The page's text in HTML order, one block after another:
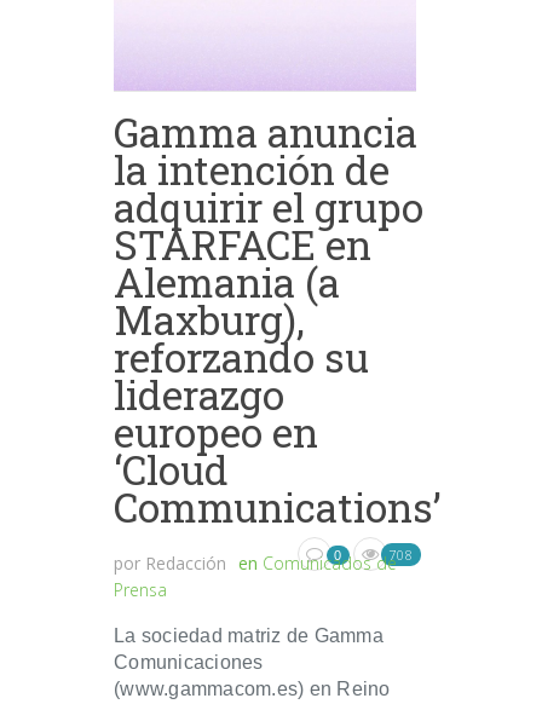
Gamma anuncia
la intención de
adquirir el grupo
STARFACE en
Alemania (a
Maxburg),
reforzando su
liderazgo
europeo en
‘Cloud
Communications’
por Redacción en Comunicados de
Prensa
0 708
La sociedad matriz de Gamma
Comunicaciones
(www.gammacom.es) en Reino